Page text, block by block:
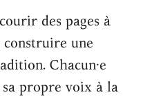
des pages à
une
Chacun·e
propre voix à la